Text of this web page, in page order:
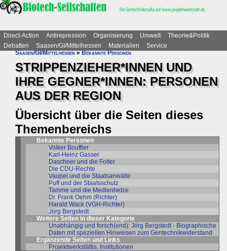
Direct-Action Antirepression Organisierung Umwelt
Theorie&Politik
Debatten
Saasen/GI/Mittelhessen Materialien
Service
Saasen/GI/Mittelhessen»Bekannte Personen
STRIPPENZIEHER*INNEN UND
IHRE GEGNER*INNEN: PERSONEN
AUS DER REGION
Übersicht über die Seiten dieses
Themenbereichs
Bekannte Personen
Volker Bouffier
Karl-Heinz Gasser
Daschner und die Folter
Die CDU-Rechte
Vaupel und die Staatsanwälte
Puff und der Staatsschutz
Tamme und die Medienhetze
Dr. Frank Oehm (Richter)
Harald Wack (VGH-Richter)
Jörg Bergstedt
Weitere Seiten in dieser Kategorie
Unabhängig und forsch(end): Jörg Bergstedt - Biographische
Daten mit speziellen Hinweisen zum Gentechnikwiderstand
Ergänzende Seiten und Links
Projektwerkstättis, Institutionen